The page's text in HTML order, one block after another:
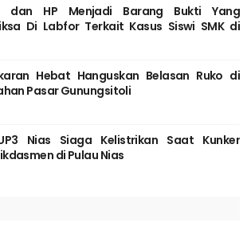
dan HP Menjadi Barang Bukti Yang
Di Labfor Terkait Kasus Siswi SMK di
Hebat Hanguskan Belasan Ruko di
Pasar Gunungsitoli
Nias Siaga Kelistrikan Saat Kunker
di Pulau Nias